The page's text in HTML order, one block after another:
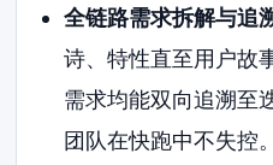
全链路需求拆解与追
诗、特性直至用户故
需求均能双向追溯至
团队在快跑中不失控。